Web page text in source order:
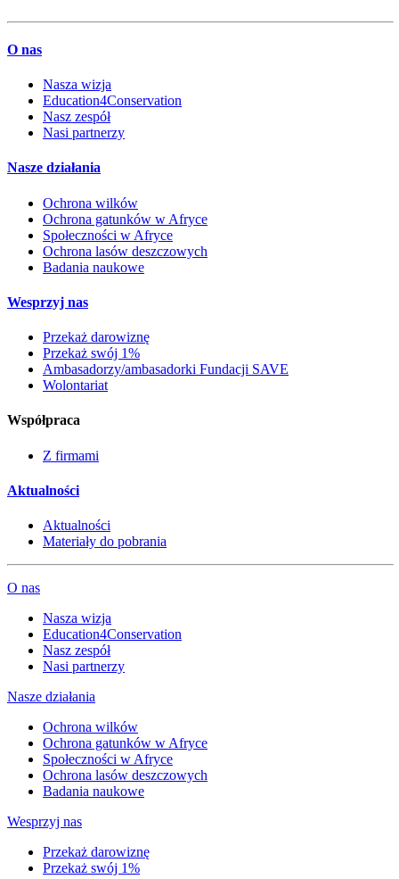
O nas
Nasza wizja
Education4Conservation
Nasz zespół
Nasi partnerzy
Nasze działania
Ochrona wilków
Ochrona gatunków w Afryce
Społeczności w Afryce
Ochrona lasów deszczowych
Badania naukowe
Wesprzyj nas
Przekaż darowiznę
Przekaż swój 1%
Ambasadorzy/ambasadorki Fundacji SAVE
Wolontariat
Współpraca
Z firmami
Aktualności
Aktualności
Materiały do pobrania
O nas
Nasza wizja
Education4Conservation
Nasz zespół
Nasi partnerzy
Nasze działania
Ochrona wilków
Ochrona gatunków w Afryce
Społeczności w Afryce
Ochrona lasów deszczowych
Badania naukowe
Wesprzyj nas
Przekaż darowiznę
Przekaż swój 1%